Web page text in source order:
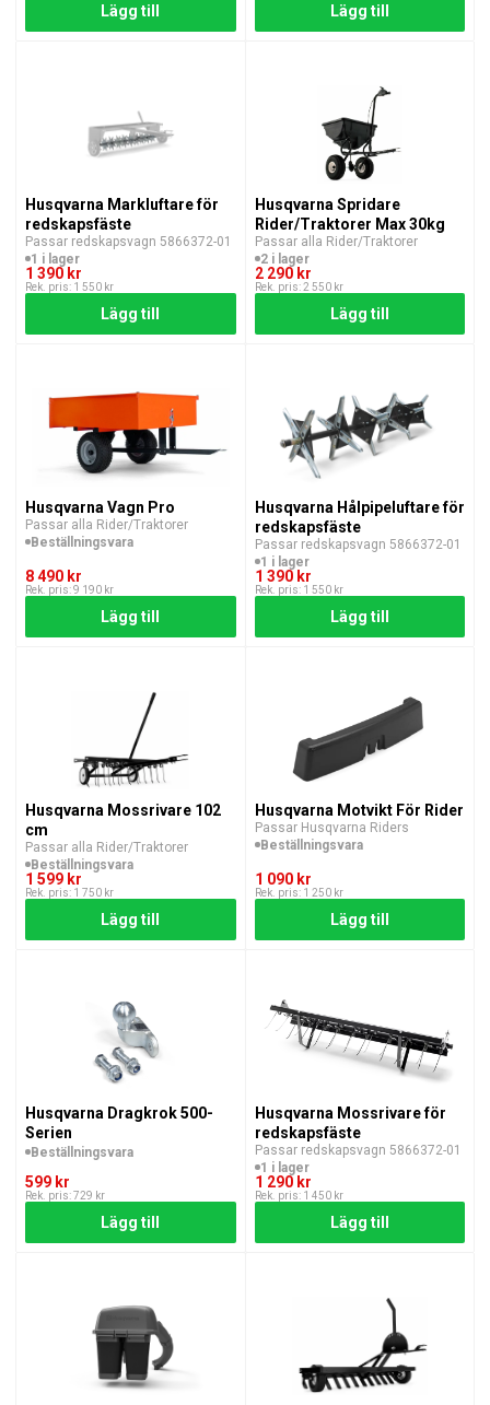
Lägg till Lägg till
Husqvarna Markluftare för
redskapsfäste
Passar redskapsvagn 5866372-01
1 i lager
1 390 kr
Rek. pris: 1 550 kr
Lägg till
Husqvarna Spridare
Rider/Traktorer Max 30kg
Passar alla Rider/Traktorer
2 i lager
2 290 kr
Rek. pris: 2 550 kr
Lägg till
Husqvarna Vagn Pro
Passar alla Rider/Traktorer
Beställningsvara
8 490 kr
Rek. pris: 9 190 kr
Lägg till
Husqvarna Hålpipeluftare för
redskapsfäste
Passar redskapsvagn 5866372-01
1 i lager
1 390 kr
Rek. pris: 1 550 kr
Lägg till
Husqvarna Mossrivare 102
cm
Passar alla Rider/Traktorer
Beställningsvara
1 599 kr
Rek. pris: 1 750 kr
Lägg till
Husqvarna Motvikt För Rider
Passar Husqvarna Riders
Beställningsvara
1 090 kr
Rek. pris: 1 250 kr
Lägg till
Husqvarna Dragkrok 500-
Serien
Beställningsvara
599 kr
Rek. pris: 729 kr
Lägg till
Husqvarna Mossrivare för
redskapsfäste
Passar redskapsvagn 5866372-01
1 i lager
1 290 kr
Rek. pris: 1 450 kr
Lägg till